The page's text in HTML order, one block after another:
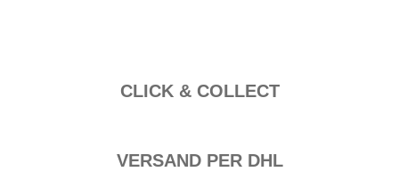
CLICK & COLLECT
VERSAND PER DHL